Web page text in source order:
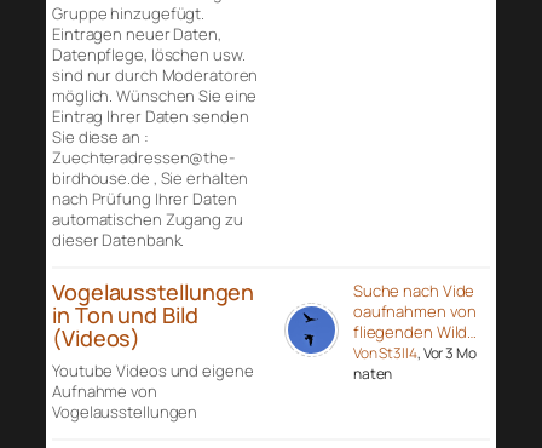
Gruppe hinzugefügt.
Eintragen neuer Daten,
Datenpflege, löschen usw.
sind nur durch Moderatoren
möglich. Wünschen Sie eine
Eintrag Ihrer Daten senden
Sie diese an :
Zuechteradressen@the-
birdhouse.de , Sie erhalten
nach Prüfung Ihrer Daten
automatischen Zugang zu
dieser Datenbank.
Vogelausstellungen
in Ton und Bild
(Videos)
Youtube Videos und eigene
Aufnahme von
Vogelausstellungen
Suche nach Vide
oaufnahmen von
fliegenden Wild…
Von St3ll4, Vor 3 Mo
naten